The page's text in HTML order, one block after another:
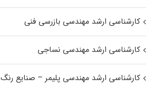
کارشناسی ارشد مهندسی بازرسی فنی
کارشناسی ارشد مهندسی نساجی
کارشناسی ارشد مهندسی پلیمر – صنایع رنگ